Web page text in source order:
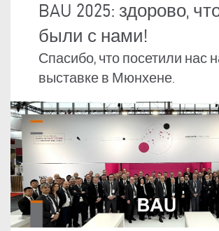
BAU 2025: здорово,
были с нами!
Спасибо, что посетили нас
выставке в Мюнхене.